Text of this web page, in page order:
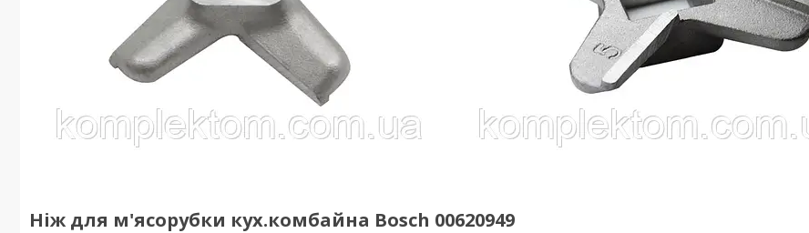
Ніж для м'ясорубки кух.комбайна Bosch 00620949